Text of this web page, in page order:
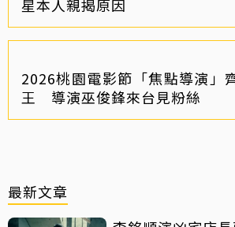
星本人親揭原因
2026桃園電影節「焦點導演」
王 導演巫俊鋒來台見粉絲
最新文章